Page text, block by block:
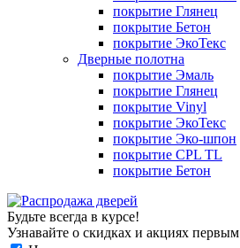
покрытие Глянец
покрытие Бетон
покрытие ЭкоТекс
Дверные полотна
покрытие Эмаль
покрытие Глянец
покрытие Vinyl
покрытие ЭкоТекс
покрытие Эко-шпон
покрытие CPL TL
покрытие Бетон
Будьте всегда в курсе!
Узнавайте о скидках и акциях первым